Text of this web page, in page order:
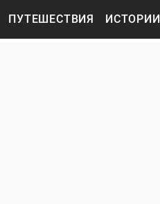
ПУТЕШЕСТВИЯ ИСТОРИИ